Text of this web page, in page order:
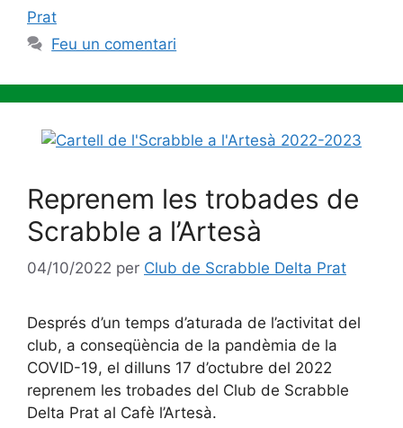
Prat
Feu un comentari
Reprenem les trobades de
Scrabble a l’Artesà
04/10/2022 per Club de Scrabble Delta Prat
Després d’un temps d’aturada de l’activitat del
club, a conseqüència de la pandèmia de la
COVID-19, el dilluns 17 d’octubre del 2022
reprenem les trobades del Club de Scrabble
Delta Prat al Cafè l’Artesà.